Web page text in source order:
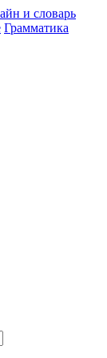
Грамматика